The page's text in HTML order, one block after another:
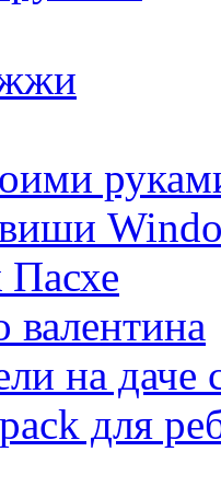
валентина
на
для